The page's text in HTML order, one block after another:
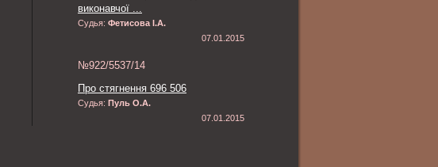
виконавчої ...
Судья: Фетисова І.А.
07.01.2015
№922/5537/14
Про стягнення 696 506
Судья: Пуль О.А.
07.01.2015